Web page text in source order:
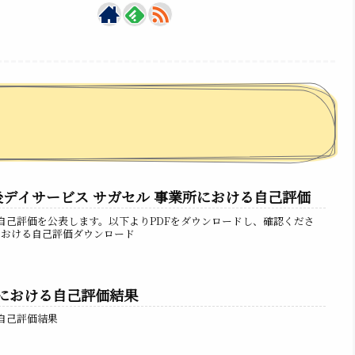
イサービス サガセル 事業所における自己評価
評価を公表します。以下よりPDFをダウンロードし、確認くださ
ける自己評価ダウンロード
おける自己評価結果
己評価結果